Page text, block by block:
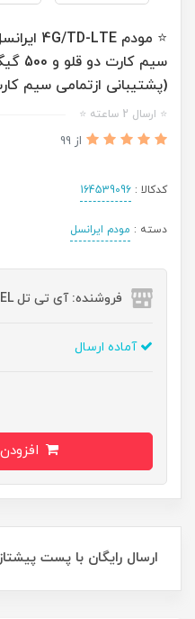
سیم
(پشتیبانی ازتمامی سیم
⭐ ارسال 2 ساعته ⭐
از 99
کدکالا : 164539096
دسته : مودم ایرانسل
فروشنده: آی تی تل I.T.TEL
آماده ارسال
ارسال رایگان با پست